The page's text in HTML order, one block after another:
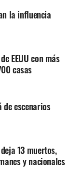
la influencia
EEUU con más
casas
escenarios
13 muertos,
y nacionales